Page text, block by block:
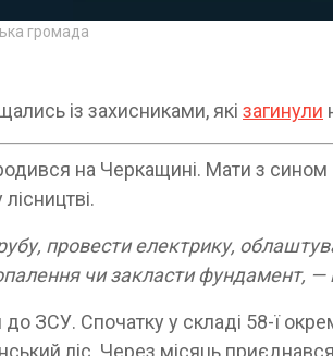
громада
із захисниками, які загинули
на Черкащині. Мати з
провести електрику,
чи закласти фундамент, —
ЗСУ. Спочатку у складі 58-ї
ліс. Через місяць